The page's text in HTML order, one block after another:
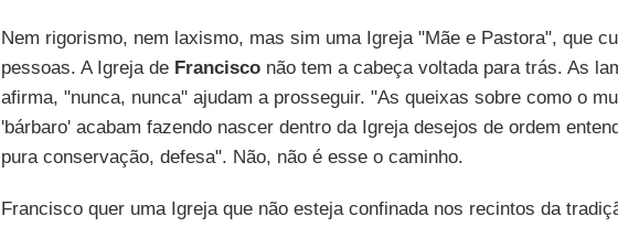
Nem rigorismo, nem laxismo, mas sim uma Igreja "Mãe e Pastora", que
pessoas. A Igreja de Francisconão tem a cabeça voltada para trás. As
afirma, "nunca, nunca" ajudam a prosseguir. "As queixas sobre como o
'bárbaro' acabam fazendo nascer dentro da Igreja desejos de ordem
pura conservação, defesa". Não, não é esse o caminho.
Francisco quer uma Igreja que não esteja confinada nos recintos da